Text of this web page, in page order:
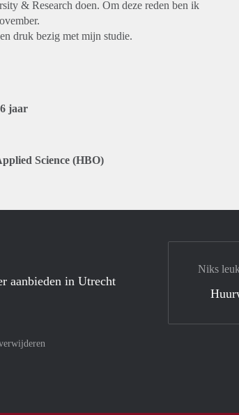
& Research doen. Om deze reden ben ik
druk bezig met mijn studie.
jaar
Science (HBO)
aanbieden in Utrecht
met Meastro
Niks